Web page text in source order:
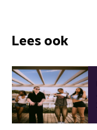
Lees ook